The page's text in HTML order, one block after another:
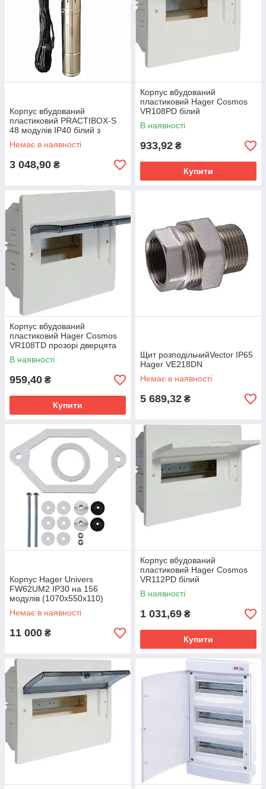
Корпус вбудований
пластиковий PRACTIBOX-S
48 модулів IP40 білий з
димчастими дверцятами та
шинами PE+N Legrand
Немає в наявності
3 048,90 ₴
Корпус вбудований
пластиковий Hager Cosmos
VR108PD білий
В наявності
933,92 ₴
Купити
Корпус вбудований
пластиковий Hager Cosmos
VR108TD прозорі дверцята
В наявності
959,40 ₴
Купити
Щит розподільчийVector IP65
Hager VE218DN
Немає в наявності
5 689,32 ₴
Корпус Hager Univers
FW62UM2 IP30 на 156
модулів (1070x550x110)
Немає в наявності
11 000 ₴
Корпус вбудований
пластиковий Hager Cosmos
VR112PD білий
В наявності
1 031,69 ₴
Купити